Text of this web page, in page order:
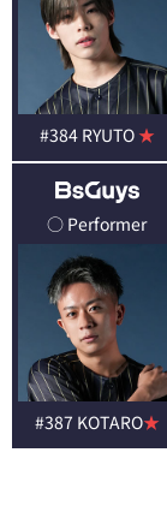
#384 RYUTO ★
○ Performer
#387 KOTARO★